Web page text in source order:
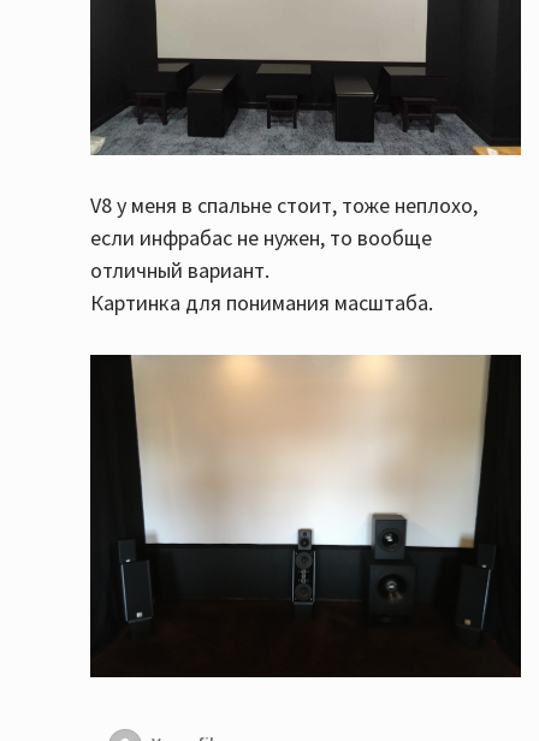
V8 у меня в спальне стоит, тоже неплохо,
если инфрабас не нужен, то вообще
отличный вариант.
Картинка для понимания масштаба.